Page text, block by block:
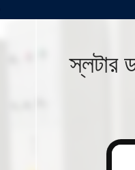
স্লটার